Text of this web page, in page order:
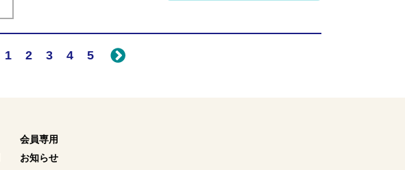
1 2 3 4 5
会員専用
お知らせ